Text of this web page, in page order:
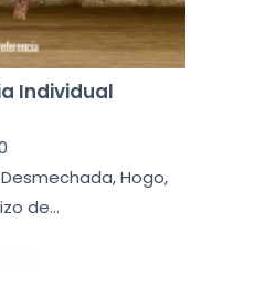
Individual
Hogo,
de...